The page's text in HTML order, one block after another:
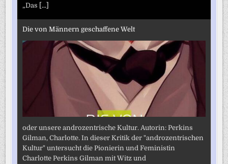
„Das [...]
Die von Männern geschaffene Welt
oder unsere androzentrische Kultur. Autorin: Perkins
Gilman, Charlotte. In dieser Kritik der "androzentrischen
Kultur" untersucht die Pionierin und Feministin
Charlotte Perkins Gilman mit Witz und